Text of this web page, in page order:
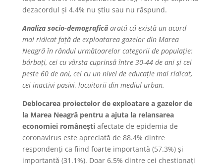
dezacordul și 4.4% nu știu sau nu răspund.
Analiza socio-demograficăarată că există un acord
mai ridicat față de exploatarea gazelor din Marea
Neagră în rândul următoarelor categorii de populație:
bărbați, cei cu vârsta cuprinsă între 30-44 de ani și cei
peste 60 de ani, cei cu un nivel de educație mai ridicat,
cei inactivi pasivi, locuitorii din mediul urban.
Deblocarea proiectelor de exploatare a gazelor de
la Marea Neagră pentru a ajuta la relansarea
economiei româneștiafectate de epidemia de
coronavirus este apreciată de 88.4% dintre
respondenți ca fiind foarte importantă (57.3%) și
importantă (31.1%). Doar 6.5% dintre cei chestionați